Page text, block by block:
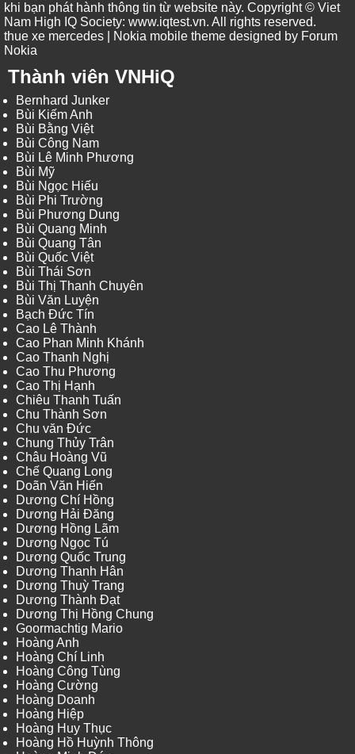
khi bạn phát hành thông tin từ website này. Copyright © Viet
Nam High IQ Society: www.iqtest.vn. All rights reserved.
thue xe mercedes | Nokia mobile theme designed by Forum
Nokia
Thành viên VNHiQ
Bernhard Junker
Bùi Kiếm Anh
Bùi Bằng Việt
Bùi Công Nam
Bùi Lê Minh Phương
Bùi Mỹ
Bùi Ngọc Hiếu
Bùi Phi Trường
Bùi Phương Dung
Bùi Quang Minh
Bùi Quang Tân
Bùi Quốc Việt
Bùi Thái Sơn
Bùi Thị Thanh Chuyên
Bùi Văn Luyện
Bạch Đức Tín
Cao Lê Thành
Cao Phan Minh Khánh
Cao Thanh Nghị
Cao Thu Phương
Cao Thị Hạnh
Chiêu Thanh Tuấn
Chu Thành Sơn
Chu văn Đức
Chung Thủy Trân
Châu Hoàng Vũ
Chế Quang Long
Doãn Văn Hiến
Dương Chí Hồng
Dương Hải Đăng
Dương Hồng Lãm
Dương Ngọc Tú
Dương Quốc Trung
Dương Thanh Hân
Dương Thuỳ Trang
Dương Thành Đạt
Dương Thị Hồng Chung
Goormachtig Mario
Hoàng Anh
Hoàng Chí Linh
Hoàng Công Tùng
Hoàng Cường
Hoàng Doanh
Hoàng Hiệp
Hoàng Huy Thục
Hoàng Hồ Huỳnh Thông